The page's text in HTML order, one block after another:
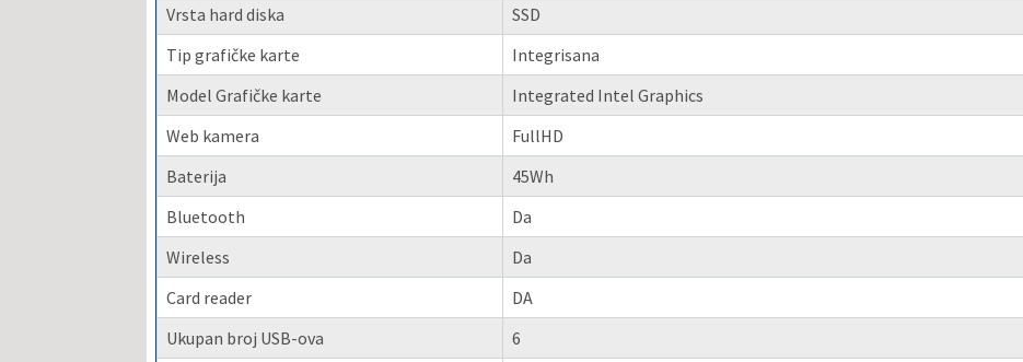
Vrsta hard diska
SSD
Tip grafičke karte
Integrisana
Model Grafičke karte
Integrated Intel Graphics
Web kamera
FullHD
Baterija
45Wh
Bluetooth
Da
Wireless
Da
Card reader
DA
Ukupan broj USB-ova
6